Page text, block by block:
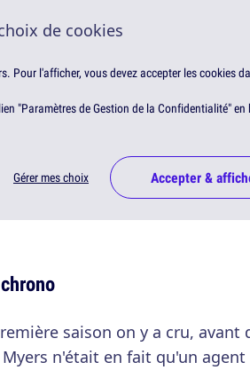
de cookies
Pour l'afficher, vous devez accepter les cookies
"Paramètres de Gestion de la Confidentialité" en
Gérer mes choix Accepter &
saison on y a cru, avant
n'était en fait qu'un